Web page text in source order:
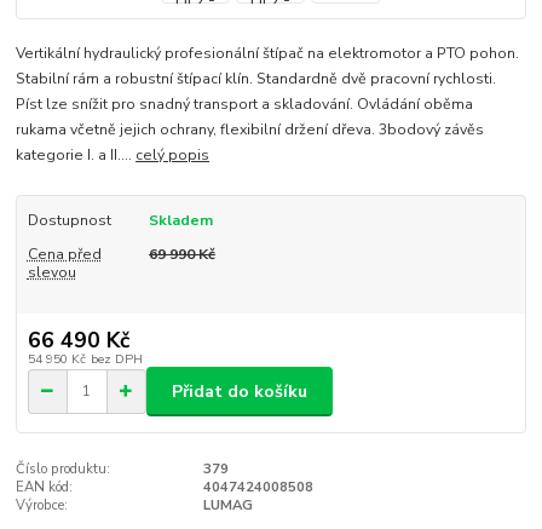
Vertikální hydraulický profesionální štípač na elektromotor a PTO pohon.
Stabilní rám a robustní štípací klín. Standardně dvě pracovní rychlosti.
Píst lze snížit pro snadný transport a skladování. Ovládání oběma
rukama včetně jejich ochrany, flexibilní držení dřeva. 3bodový závěs
kategorie I. a II.... celý popis
Dostupnost
Skladem
Cena před
slevou
69 990 Kč
66 490 Kč
54 950 Kč bez DPH
Přidat do košíku
Číslo produktu:
379
EAN kód:
4047424008508
Výrobce:
LUMAG